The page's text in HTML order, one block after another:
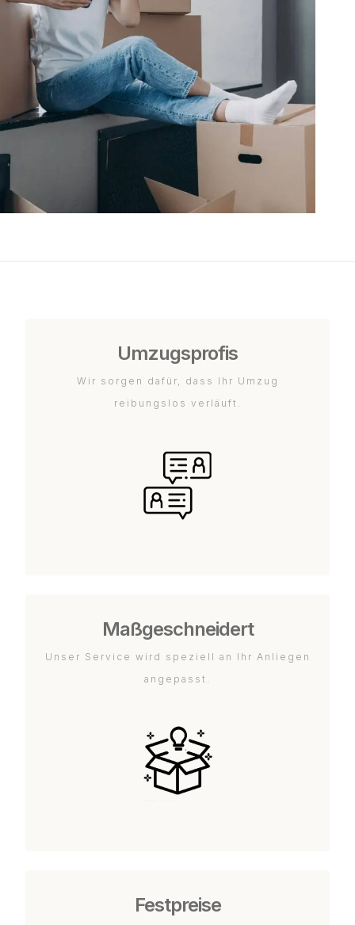
Umzugsprofis
Wir sorgen dafür, dass Ihr Umzug
reibungslos verläuft.
Maßgeschneidert
Unser Service wird speziell an Ihr Anliegen
angepasst.
Festpreise